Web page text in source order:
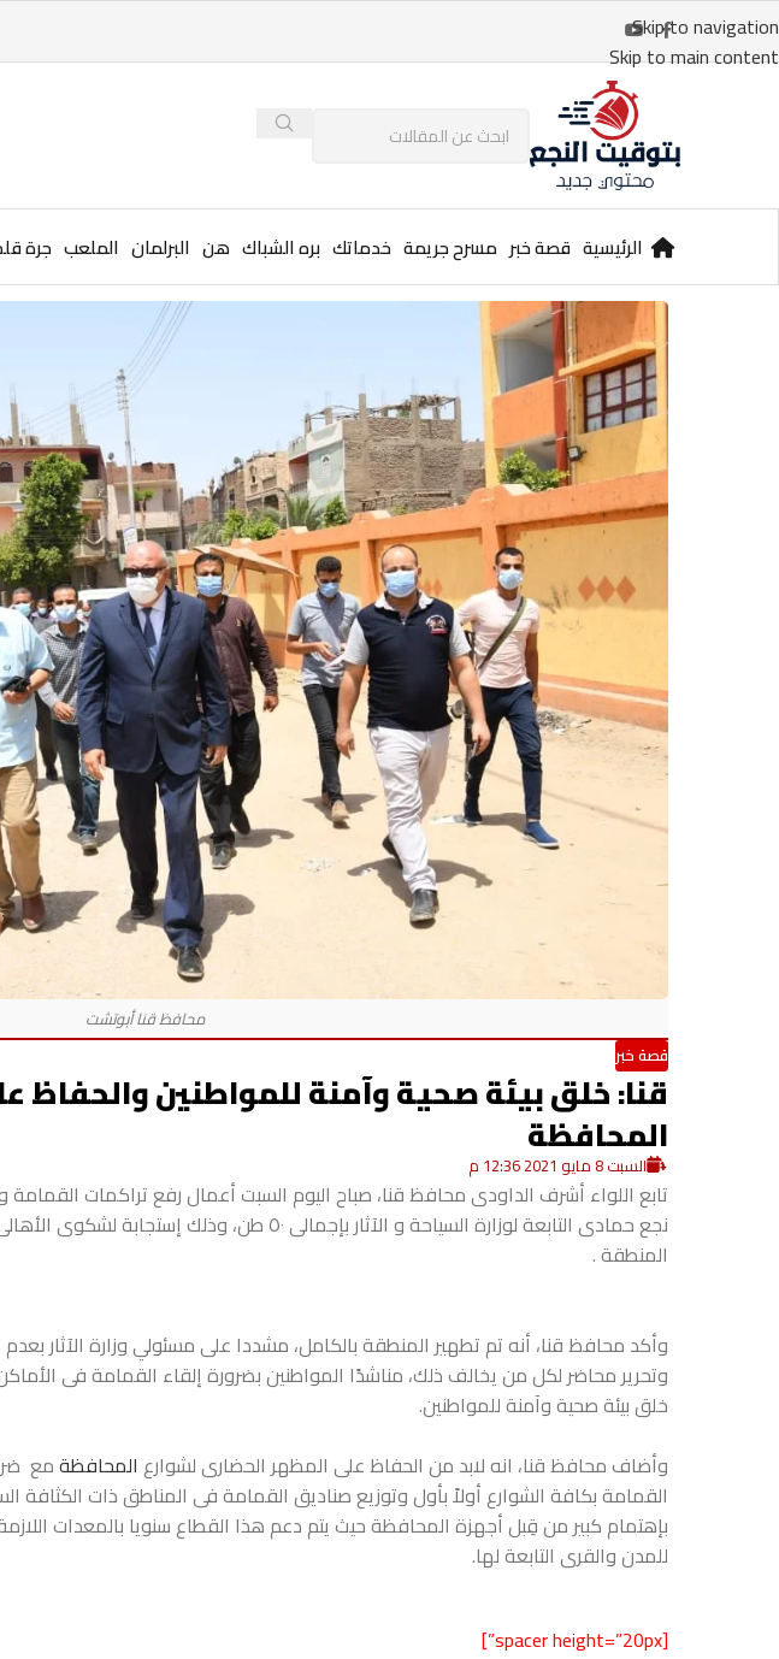
Skip to navigation
Skip to main content
الرئيسية قصة خبر مسرح جريمة خدماتك بره الشباك هن البرلمان الملعب جرة
قصة خبر
قنا: خلق بيئة صحية وآمنة للمواطنين والحفاظ
المحافظة
السبت 8 مايو 2021 12:36 م
تابع اللواء أشرف الداودى محافظ قنا، صباح اليوم السبت أعمال رفع تراكمات
نجع حمادى التابعة لوزارة السياحة و الآثار بإجمالى
المنطقة .
وأكد محافظ قنا، أنه تم تطهير المنطقة بالكامل، مشددا على مسئولي وزارة الآثار
وتحرير محاضر لكل من يخالف ذلك، مناشدًا المواطنين بضرورة إلقاء القمامة فى
خلق بيئة صحية وآمنة للمواطنين.
وأضاف محافظ قنا، انه لابد من الحفاظ على المظهر الحضارى لشوارع المحافظةمع
القمامة بكافة الشوارع أولاً بأول وتوزيع صناديق القمامة فى المناطق ذات الكثافة
بإهتمام كبير من قِبل أجهزة المحافظة حيث يتم دعم هذا القطاع سنويا بالمعدات
للمدن والقرى التابعة لها.
[spacer height=”20px”]